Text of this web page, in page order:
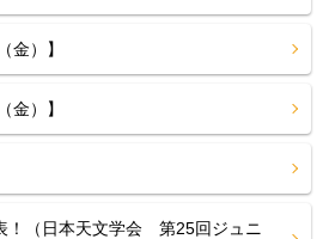
金）】
金）】
！（日本天文学会 第25回ジュニ